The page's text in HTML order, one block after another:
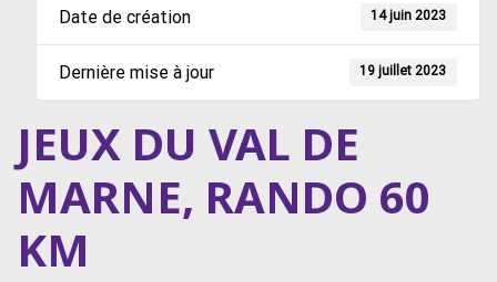
Date de création 14 juin 2023
Dernière mise à jour 19 juillet 2023
JEUX DU VAL DE
MARNE, RANDO 60
KM